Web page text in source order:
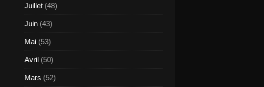
Juillet (48)
Juin (43)
Mai (53)
Avril (50)
Mars (52)